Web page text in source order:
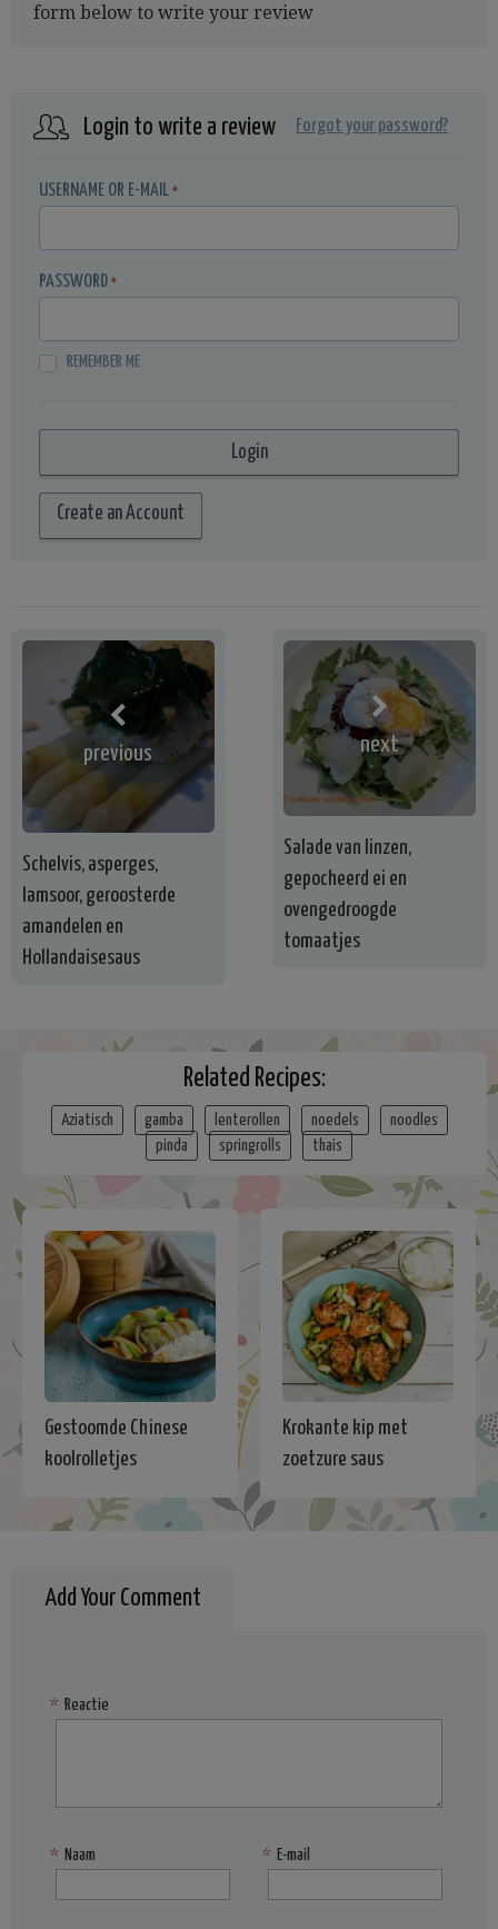
form below to write your review
Login to write a review Forgot your password?
USERNAME OR E-MAIL *
PASSWORD *
REMEMBER ME
Create an Account
previous
Schelvis, asperges,
lamsoor, geroosterde
amandelen en
Hollandaisesaus
next
Salade van linzen,
gepocheerd ei en
ovengedroogde
tomaatjes
Related Recipes:
Aziatisch gamba lenterollen noedels
noodles
pinda
springrolls thais
Gestoomde Chinese
koolrolletjes
Krokante kip met
zoetzure saus
Add Your Comment
Reactie
*
Naam
* E-mail
*